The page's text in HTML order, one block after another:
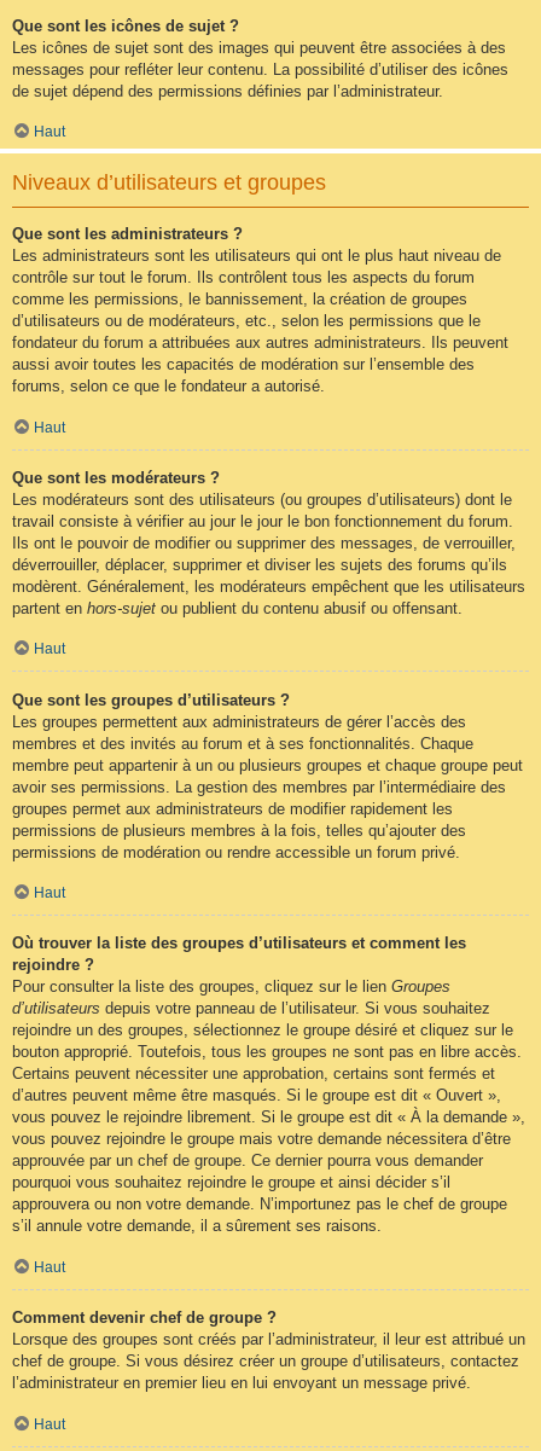
Que sont les icônes de sujet ?
Les icônes de sujet sont des images qui peuvent être associées à des
messages pour refléter leur contenu. La possibilité d’utiliser des icônes
de sujet dépend des permissions définies par l’administrateur.
Haut
Niveaux d’utilisateurs et groupes
Que sont les administrateurs ?
Les administrateurs sont les utilisateurs qui ont le plus haut niveau de
contrôle sur tout le forum. Ils contrôlent tous les aspects du forum
comme les permissions, le bannissement, la création de groupes
d’utilisateurs ou de modérateurs, etc., selon les permissions que le
fondateur du forum a attribuées aux autres administrateurs. Ils peuvent
aussi avoir toutes les capacités de modération sur l’ensemble des
forums, selon ce que le fondateur a autorisé.
Haut
Que sont les modérateurs ?
Les modérateurs sont des utilisateurs (ou groupes d’utilisateurs) dont le
travail consiste à vérifier au jour le jour le bon fonctionnement du forum.
Ils ont le pouvoir de modifier ou supprimer des messages, de verrouiller,
déverrouiller, déplacer, supprimer et diviser les sujets des forums qu’ils
modèrent. Généralement, les modérateurs empêchent que les utilisateurs
partent en hors-sujet ou publient du contenu abusif ou offensant.
Haut
Que sont les groupes d’utilisateurs ?
Les groupes permettent aux administrateurs de gérer l’accès des
membres et des invités au forum et à ses fonctionnalités. Chaque
membre peut appartenir à un ou plusieurs groupes et chaque groupe peut
avoir ses permissions. La gestion des membres par l’intermédiaire des
groupes permet aux administrateurs de modifier rapidement les
permissions de plusieurs membres à la fois, telles qu’ajouter des
permissions de modération ou rendre accessible un forum privé.
Haut
Où trouver la liste des groupes d’utilisateurs et comment les
rejoindre ?
Pour consulter la liste des groupes, cliquez sur le lien Groupes
d’utilisateurs depuis votre panneau de l’utilisateur. Si vous souhaitez
rejoindre un des groupes, sélectionnez le groupe désiré et cliquez sur le
bouton approprié. Toutefois, tous les groupes ne sont pas en libre accès.
Certains peuvent nécessiter une approbation, certains sont fermés et
d’autres peuvent même être masqués. Si le groupe est dit « Ouvert »,
vous pouvez le rejoindre librement. Si le groupe est dit « À la demande »,
vous pouvez rejoindre le groupe mais votre demande nécessitera d’être
approuvée par un chef de groupe. Ce dernier pourra vous demander
pourquoi vous souhaitez rejoindre le groupe et ainsi décider s’il
approuvera ou non votre demande. N’importunez pas le chef de groupe
s’il annule votre demande, il a sûrement ses raisons.
Haut
Comment devenir chef de groupe ?
Lorsque des groupes sont créés par l’administrateur, il leur est attribué un
chef de groupe. Si vous désirez créer un groupe d’utilisateurs, contactez
l’administrateur en premier lieu en lui envoyant un message privé.
Haut